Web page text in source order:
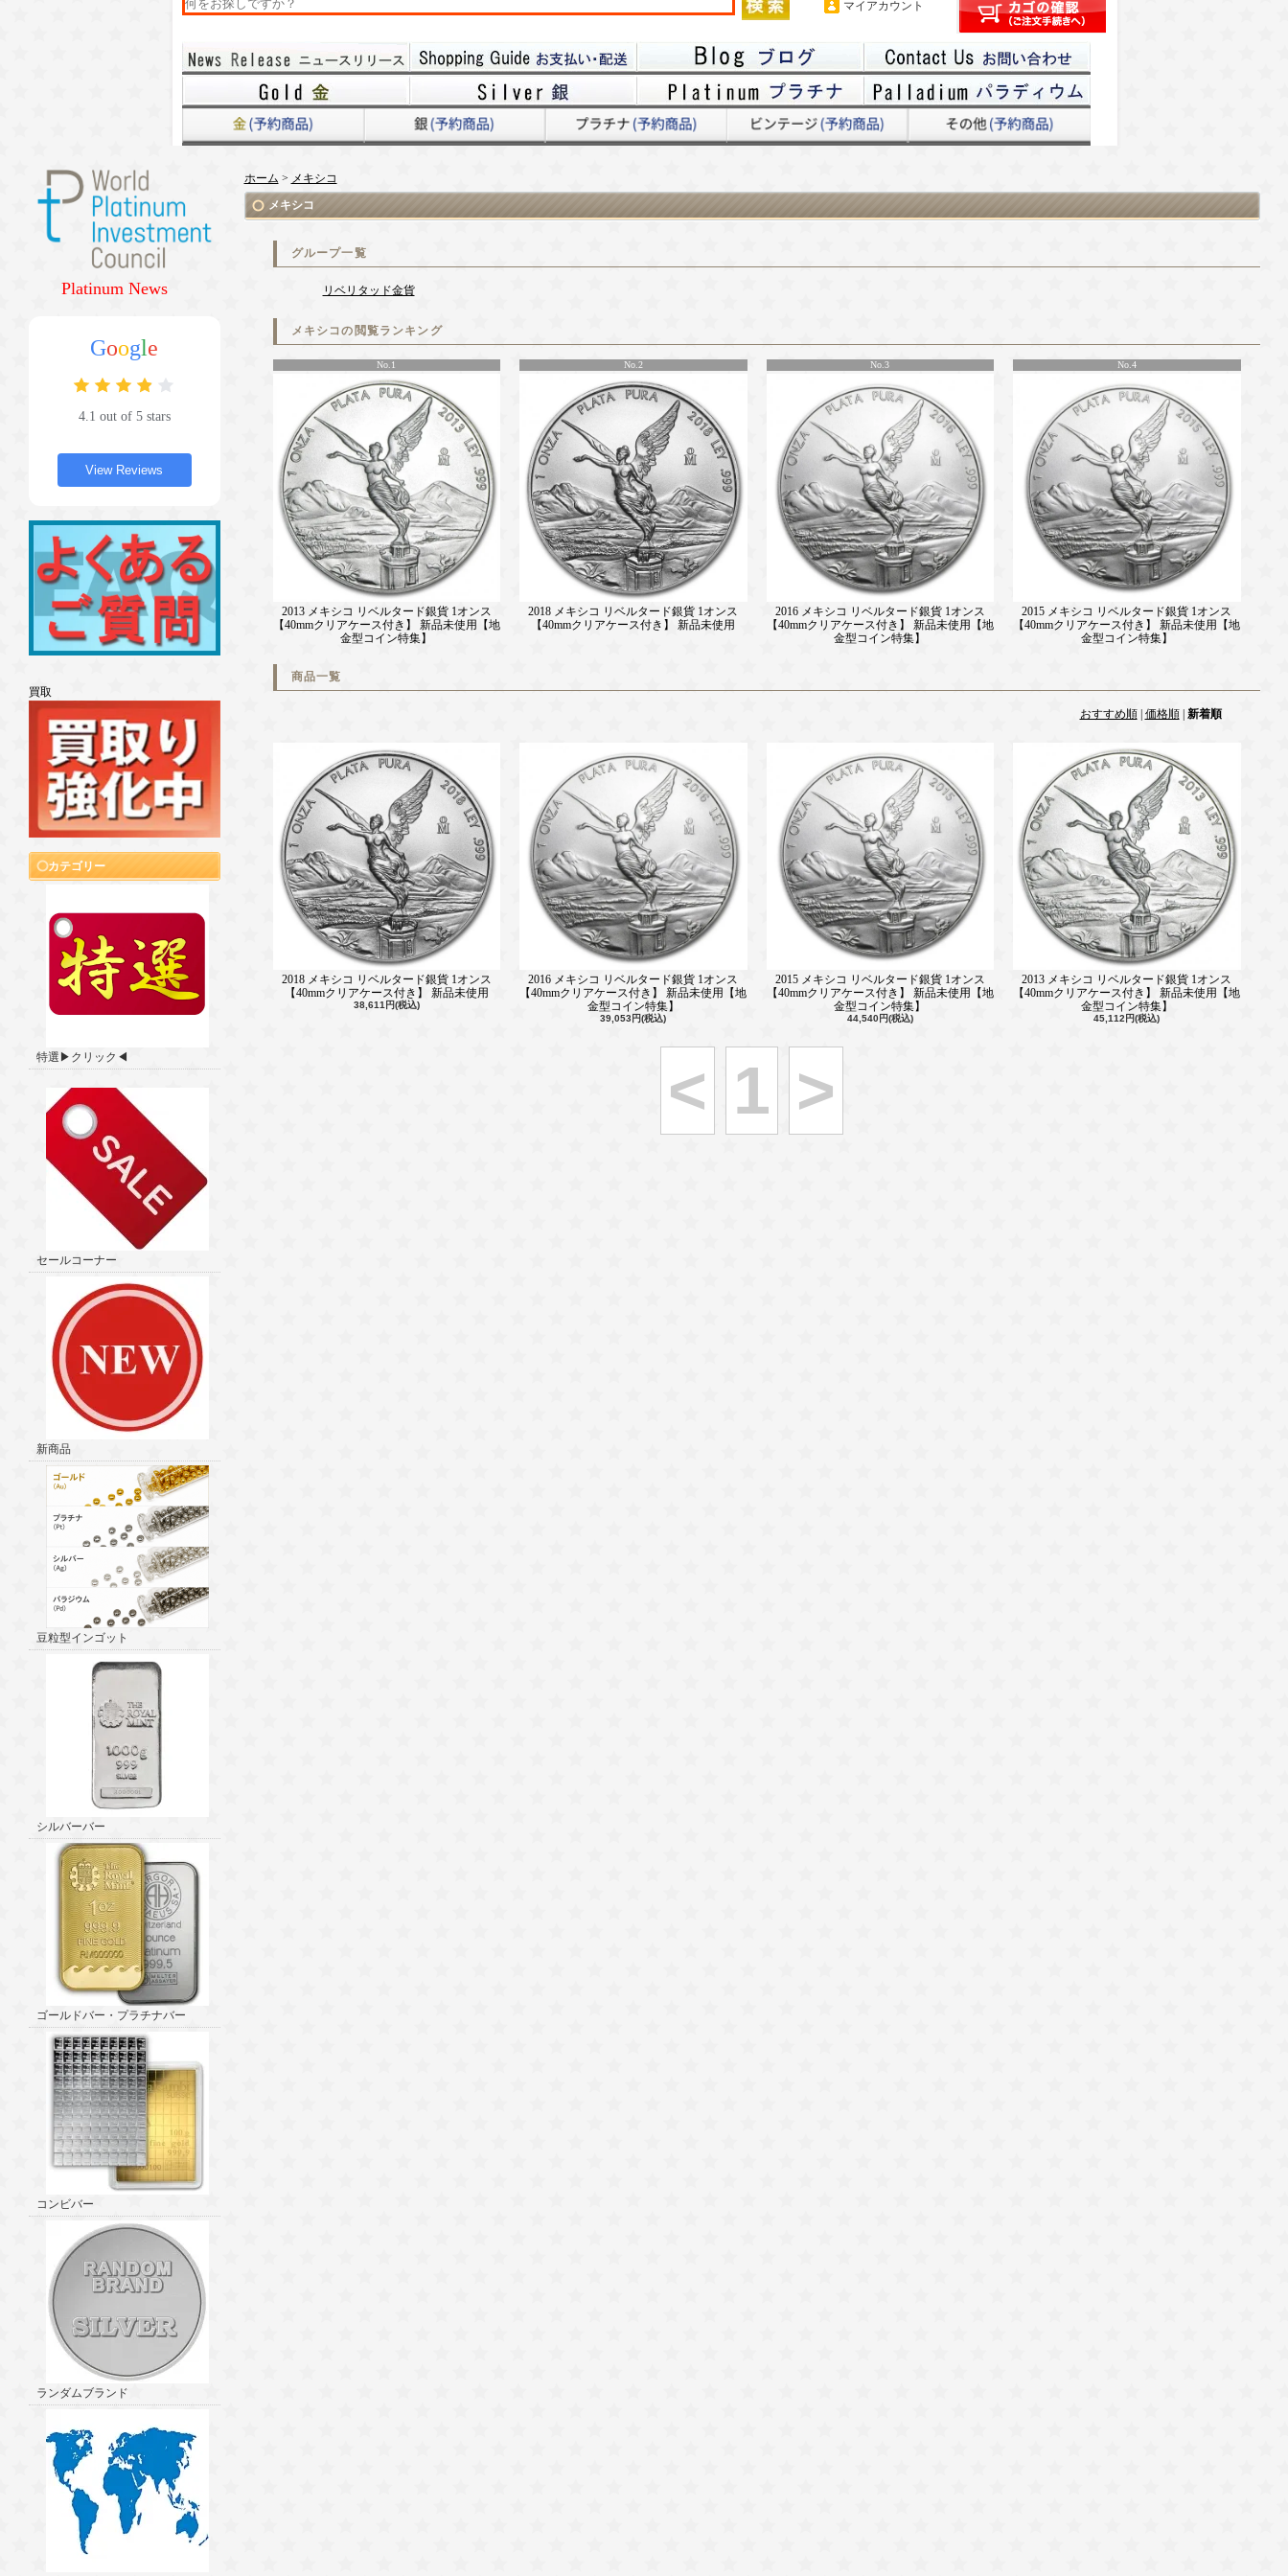
マイアカウント
Platinum News
Google
4.1 out of 5 stars
View Reviews
買取
カテゴリー
特選▶クリック◀
セールコーナー
新商品
豆粒型インゴット
シルバーバー
ゴールドバー・プラチナバー
コンビバー
ランダムブランド
ホーム > メキシコ
メキシコ
グループ一覧
リベリタッド金貨
メキシコの閲覧ランキング
No.1
2013 メキシコ リベルタード銀貨 1オンス
【40mmクリアケース付き】 新品未使用【地
金型コイン特集】
No.2
2018 メキシコ リベルタード銀貨 1オンス
【40mmクリアケース付き】 新品未使用
No.3
2016 メキシコ リベルタード銀貨 1オンス
【40mmクリアケース付き】 新品未使用【地
金型コイン特集】
No.4
2015 メキシコ リベルタード銀貨 1オンス
【40mmクリアケース付き】 新品未使用【地
金型コイン特集】
商品一覧
おすすめ順| 価格順| 新着順
2018 メキシコ リベルタード銀貨 1オンス
【40mmクリアケース付き】 新品未使用
38,611円(税込)
2016 メキシコ リベルタード銀貨 1オンス
【40mmクリアケース付き】 新品未使用【地
金型コイン特集】
39,053円(税込)
2015 メキシコ リベルタード銀貨 1オンス
【40mmクリアケース付き】 新品未使用【地
金型コイン特集】
44,540円(税込)
2013 メキシコ リベルタード銀貨 1オンス
【40mmクリアケース付き】 新品未使用【地
金型コイン特集】
45,112円(税込)
< 1 >